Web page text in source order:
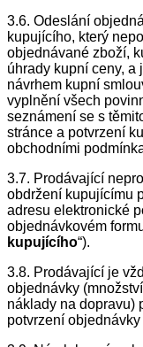
3.6. Odeslání
kupujícího, který
objednávané zboží,
úhrady kupní ceny, a
návrhem kupní
vyplnění všech
seznámení se s
stránce a potvrzení
obchodními
3.7. Prodávající
obdržení kupujícímu
adresu elektronické
objednávkovém
kupujícího“).
3.8. Prodávající je
objednávky
náklady na dopravu)
potvrzení